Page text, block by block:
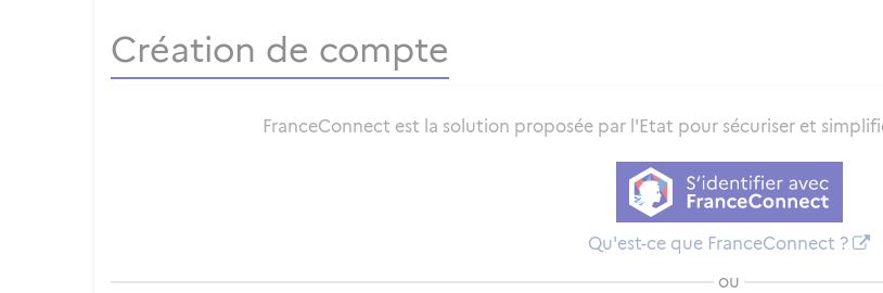
Création de compte
FranceConnect est la solution proposée par l'Etat pour sécuriser et
Qu'est-ce que FranceConnect ?
ou